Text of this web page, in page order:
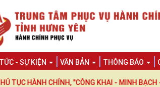
- SỰ KIỆN VĂN BẢN THÔNG BÁO
CHÍNH, "CÔNG KHAI - MINH BẠCH -